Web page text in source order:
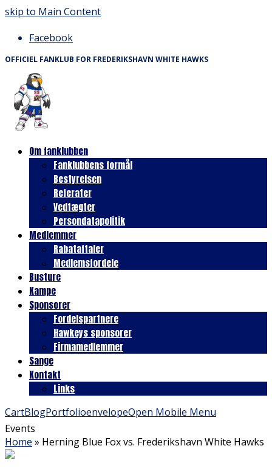
skip to Main Content
Facebook
OFFICIEL FANKLUB FOR FREDERIKSHAVN WHITE HAWKS
Om fanklubben
Fanklubbens formål
Bestyrelsen
Referater
Vedtægter
Persondatapolitik
Medlemmer
Rabataftaler
Medlemsfordele
Busture
Kampe
Sponsorer
Fordelspartnere
Hawkeys sponsorer
Firmamedlemmer
Sange
Kontakt
Links
CartBlogPortfolioenvelopeOpen Mobile Menu
Events
Home » Herning Blue Fox vs. Frederikshavn White Hawks